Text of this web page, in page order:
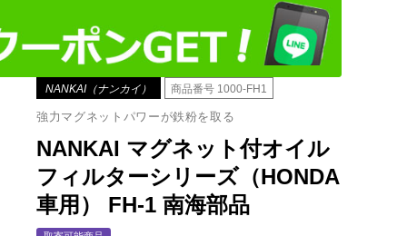
NANKAI（ナンカイ） 商品番号 1000-FH1
強力マグネットパワーが鉄粉を取る
NANKAI マグネット付オイル
フィルターシリーズ（HONDA
車用） FH-1 南海部品